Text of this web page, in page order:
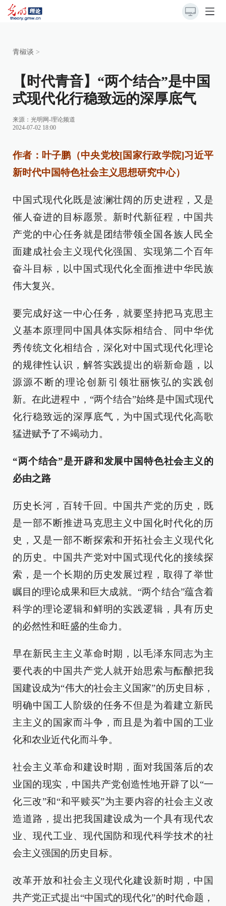
青椒谈 >
【时代青音】“两个结合”是中国
式现代化行稳致远的深厚底气
来源： 光明网-理论频道
2024-07-02 18:00
作者：叶子鹏（中央党校[国家行政学院]习近平
新时代中国特色社会主义思想研究中心）
中国式现代化既是波澜壮阔的历史进程，又是
催人奋进的目标愿景。新时代新征程，中国共
产党的中心任务就是团结带领全国各族人民全
面建成社会主义现代化强国、实现第二个百年
奋斗目标，以中国式现代化全面推进中华民族
伟大复兴。
要完成好这一中心任务，就要坚持把马克思主
义基本原理同中国具体实际相结合、同中华优
秀传统文化相结合，深化对中国式现代化理论
的规律性认识，解答实践提出的崭新命题，以
源源不断的理论创新引领壮丽恢弘的实践创
新。在此进程中，“两个结合”始终是中国式现代
化行稳致远的深厚底气，为中国式现代化高歌
猛进赋予了不竭动力。
“两个结合”是开辟和发展中国特色社会主义的
必由之路
历史长河，百转千回。中国共产党的历史，既
是一部不断推进马克思主义中国化时代化的历
史，又是一部不断探索和开拓社会主义现代化
的历史。中国共产党对中国式现代化的接续探
索，是一个长期的历史发展过程，取得了举世
瞩目的理论成果和巨大成就。“两个结合”蕴含着
科学的理论逻辑和鲜明的实践逻辑，具有历史
的必然性和旺盛的生命力。
早在新民主主义革命时期，以毛泽东同志为主
要代表的中国共产党人就开始思索与酝酿把我
国建设成为“伟大的社会主义国家”的历史目标，
明确中国工人阶级的任务不但是为着建立新民
主主义的国家而斗争，而且是为着中国的工业
化和农业近代化而斗争。
社会主义革命和建设时期，面对我国落后的农
业国的现实，中国共产党创造性地开辟了以“一
化三改”和“和平赎买”为主要内容的社会主义改
造道路，提出把我国建设成为一个具有现代农
业、现代工业、现代国防和现代科学技术的社
会主义强国的历史目标。
改革开放和社会主义现代化建设新时期，中国
共产党正式提出“中国式的现代化”的时代命题，